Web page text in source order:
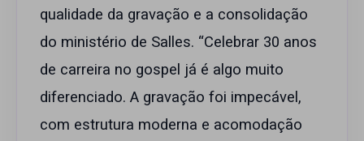
qualidade da gravação e a consolidação
do ministério de Salles. “Celebrar 30 anos
de carreira no gospel já é algo muito
diferenciado. A gravação foi impecável,
com estrutura moderna e acomodação